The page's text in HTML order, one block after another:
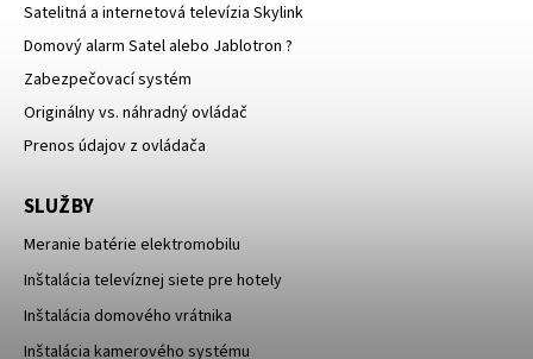
Satelitná a internetová televízia Skylink
Domový alarm Satel alebo Jablotron ?
Zabezpečovací systém
Originálny vs. náhradný ovládač
Prenos údajov z ovládača
SLUŽBY
Meranie batérie elektromobilu
Inštalácia televíznej siete pre hotely
Inštalácia domového vrátnika
Inštalácia kamerového systému